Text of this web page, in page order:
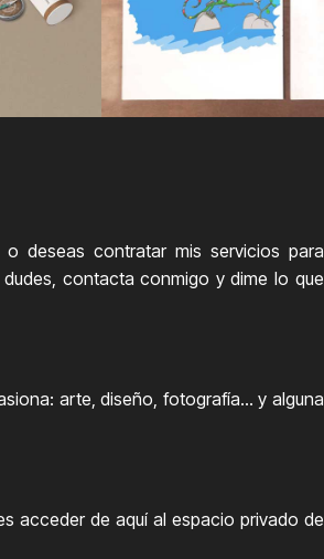
o deseas contratar mis servicios para
contacta conmigo y dime lo que
arte, diseño, fotografía... y alguna
acceder de aquí al espacio privado de